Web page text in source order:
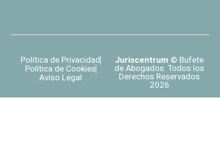
Política de Privacidad
Política de Cookies
Aviso Legal
Juriscentrum © Bufete
de Abogados. Todos los
Derechos Reservados
2026